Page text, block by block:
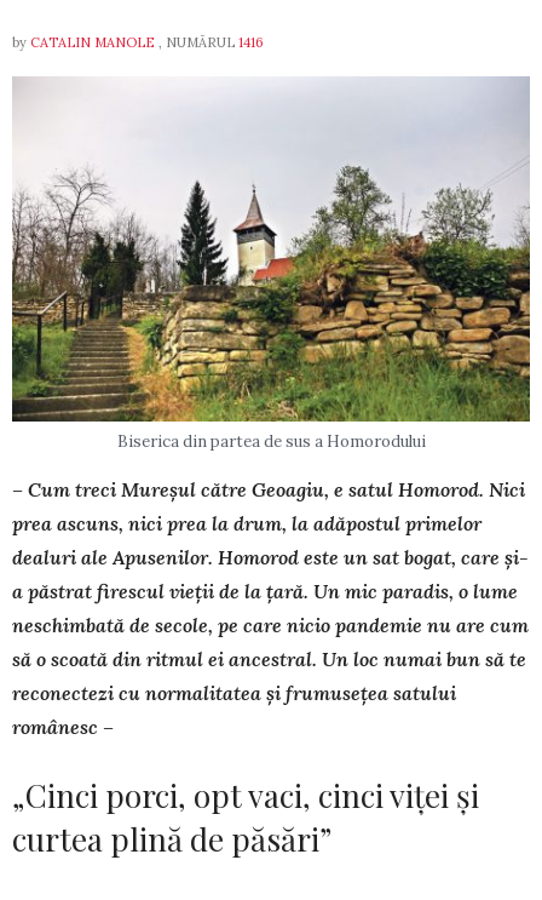
by CATALIN MANOLE , NUMĂRUL 1416
Biserica din partea de sus a Homorodului
– Cum treci Mureșul către Geoagiu, e satul Homorod. Nici
prea ascuns, nici prea la drum, la adăpostul primelor
dealuri ale Apusenilor. Homorod este un sat bogat, care și-
a păstrat firescul vieții de la țară. Un mic paradis, o lume
neschimbată de secole, pe care nicio pandemie nu are cum
să o scoată din ritmul ei ancestral. Un loc numai bun să te
reconectezi cu normalitatea și frumusețea satului
românesc –
„Cinci porci, opt vaci, cinci viței și
curtea plină de păsări”